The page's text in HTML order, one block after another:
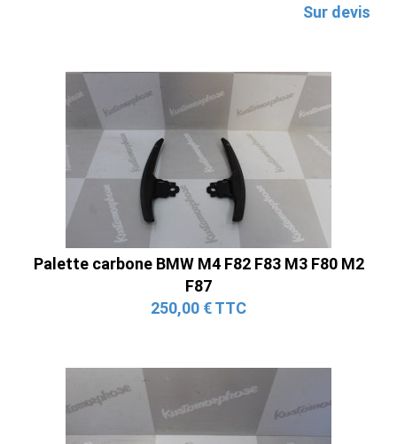
Sur devis
Palette carbone BMW M4 F82 F83 M3 F80 M2
F87
250,00 € TTC